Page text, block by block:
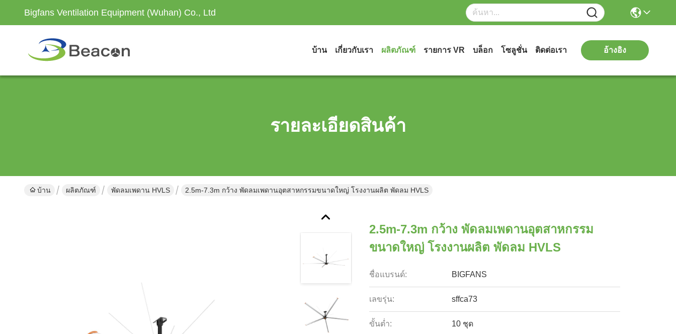
Bigfans Ventilation Equipment (Wuhan) Co., Ltd
บ้าน เกี่ยวกับเรา ผลิตภัณฑ์ รายการ VR บล็อก โซลูชั่น ติดต่อเรา อ้างอิง
รายละเอียดสินค้า
บ้าน ผลิตภัณฑ์ พัดลมเพดาน HVLS 2.5m-7.3m กว้าง พัดลมเพดานอุตสาหกรรมขนาดใหญ่ โรงงานผลิต พัดลม HVLS
2.5m-7.3m กว้าง พัดลมเพดานอุตสาหกรรม
ขนาดใหญ่ โรงงานผลิต พัดลม HVLS
ชื่อแบรนด์: BIGFANS
เลขรุ่น: sffca73
ขั้นต่ำ: 10 ชุด